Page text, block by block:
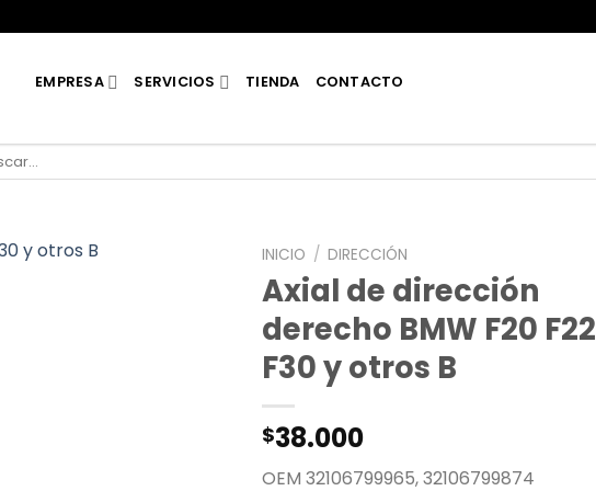
EMPRESA SERVICIOS TIENDA CONTACTO
INICIO / DIRECCIÓN
Axial de dirección
derecho BMW F20 F22
F30 y otros B
$38.000
OEM 32106799965, 32106799874